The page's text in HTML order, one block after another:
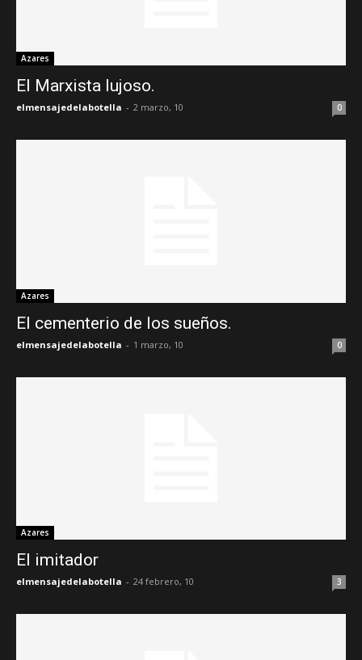
Azares
El Marxista lujoso.
elmensajedelabotella - 2 marzo, 10 0
Azares
El cementerio de los sueños.
elmensajedelabotella - 1 marzo, 10 0
Azares
El imitador
elmensajedelabotella - 24 febrero, 10 3